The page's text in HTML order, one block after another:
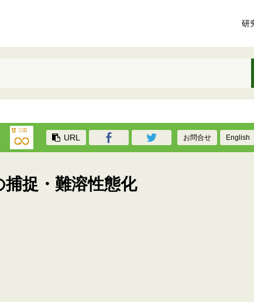
研
URL お問合せ English
捉・難溶性態化